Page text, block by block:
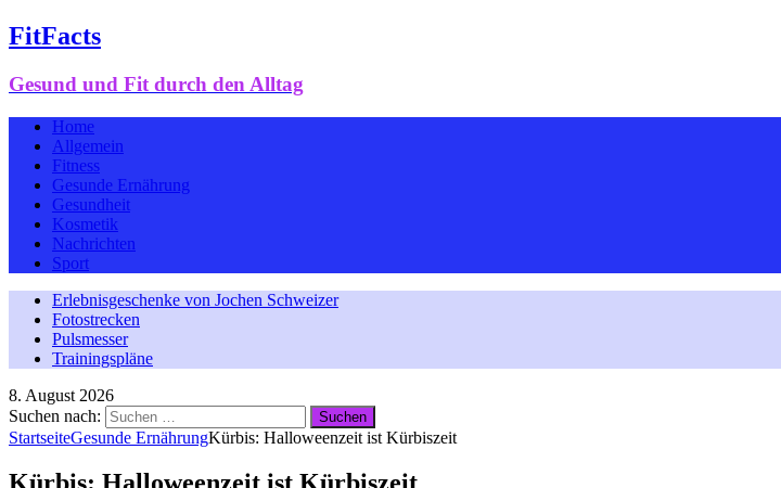
FitFacts
Gesund und Fit durch den Alltag
Home
Allgemein
Fitness
Gesunde Ernährung
Gesundheit
Kosmetik
Nachrichten
Sport
Erlebnisgeschenke von Jochen Schweizer
Fotostrecken
Pulsmesser
Trainingspläne
8. August 2026
Suchen nach:
StartseiteGesunde ErnährungKürbis: Halloweenzeit ist Kürbiszeit